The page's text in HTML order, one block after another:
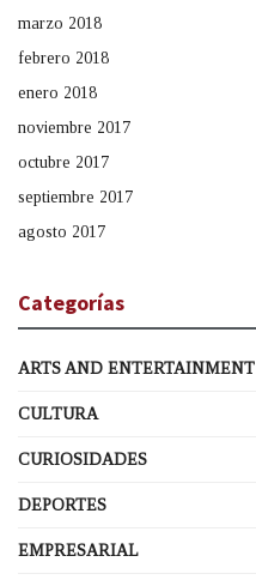
marzo 2018
febrero 2018
enero 2018
noviembre 2017
octubre 2017
septiembre 2017
agosto 2017
Categorías
ARTS AND ENTERTAINMENT
CULTURA
CURIOSIDADES
DEPORTES
EMPRESARIAL